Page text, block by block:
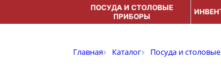
ПОСУДА И СТОЛОВЫЕ
ПРИБОРЫ
Главная Каталог Посуда и